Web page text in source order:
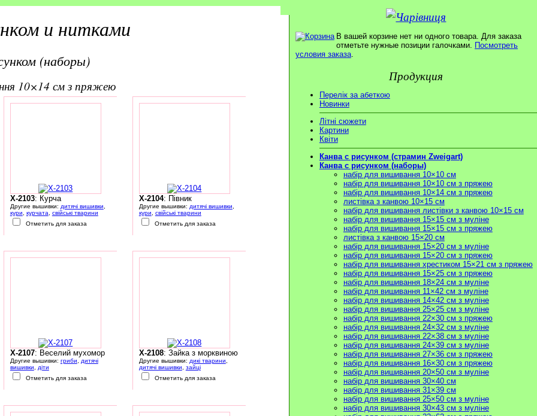
и нитками
(наборы)
10×14 см з пряжею
X-2103: Курча
Другие вышивки: дитячі вишивки
кури
курчата
свійські тварини
Отметить для заказа
X-2104: Півник
Другие вышивки: дитячі вишивки
кури
свійські тварини
Отметить для заказа
X-2107: Веселий мухомор
Другие вышивки: гриби
дитячі
вишивки
діти
Отметить для заказа
X-2108: Зайка з морквиною
Другие вышивки: дикі тварини
дитячі вишивки
зайці
Отметить для заказа
В вашей корзине нет ни одного товара. Для заказа
отметьте нужные позиции галочками. Посмотреть
условия заказа.
Продукция
Перелік за абеткою
Новинки
Літні сюжети
Картини
Квіти
Канва с рисунком (страмин Zweigart)
Канва с рисунком (наборы)
набір для вишивання 10×10 см
набір для вишивання 10×10 см з пряжею
набір для вишивання 10×14 см з пряжею
листівка з канвою 10×15 см
набір для вишивання листівки з канвою 10×15 см
набір для вишивання 15×15 см з муліне
набір для вишивання 15×15 см з пряжею
листівка з канвою 15×20 см
набір для вишивання 15×20 см з муліне
набір для вишивання 15×20 см з пряжею
набір для вишивання хрестиком 15×21 см з пряжею
набір для вишивання 15×25 см з пряжею
набір для вишивання 18×24 см з муліне
набір для вишивання 11×42 см з муліне
набір для вишивання 14×42 см з муліне
набір для вишивання 25×25 см з муліне
набір для вишивання 22×30 см з пряжею
набір для вишивання 24×32 см з муліне
набір для вишивання 22×38 см з муліне
набір для вишивання 24×39 см з муліне
набір для вишивання 27×36 см з пряжею
набір для вишивання 16×30 см з пряжею
набір для вишивання 20×50 см з муліне
набір для вишивання 30×40 см
набір для вишивання 31×39 см
набір для вишивання 25×50 см з муліне
набір для вишивання 30×43 см з муліне